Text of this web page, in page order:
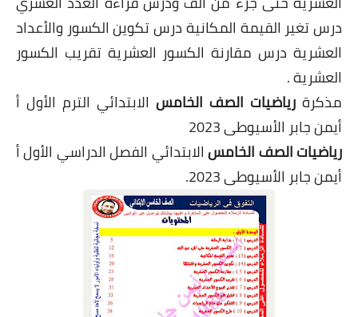
درس تغير القيمة المكانية درس تكوين الكسور والأعداد
العشرية درس مقارنة الكسور العشرية تقريب الكسور
العشرية .
مذكرة رياضيات الصف الخامس الابتدائي الترم الأول أ
أيمن جابر الأسيوطى 2023
رياضيات الصف الخامسالابتدائي الفصل الدراسي الأول أ
أيمن جابر الأسيوطى 2023.